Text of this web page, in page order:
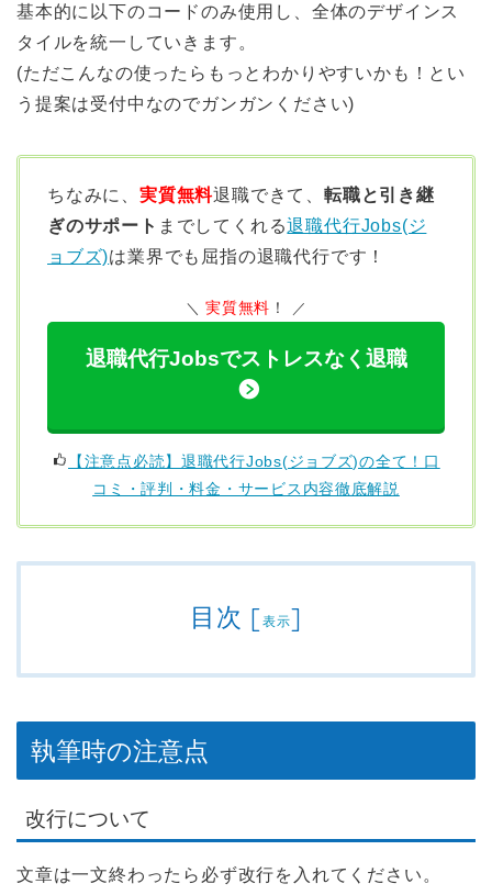
基本的に以下のコードのみ使用し、全体のデザインス
タイルを統一していきます。
(ただこんなの使ったらもっとわかりやすいかも！とい
う提案は受付中なのでガンガンください)
ちなみに、 実質無料退職できて、転職と引き継
ぎのサポート までしてくれる退職代行Jobs(ジ
ョブズ)は業界でも屈指の退職代行です！
実質無料 ！
退職代行Jobsでストレスなく退職
【注意点必読】退職代行Jobs(ジョブズ)の全て！口
コミ・評判・料金・サービス内容徹底解説
目次 [表示]
執筆時の注意点
改行について
文章は一文終わったら必ず改行を入れてください。